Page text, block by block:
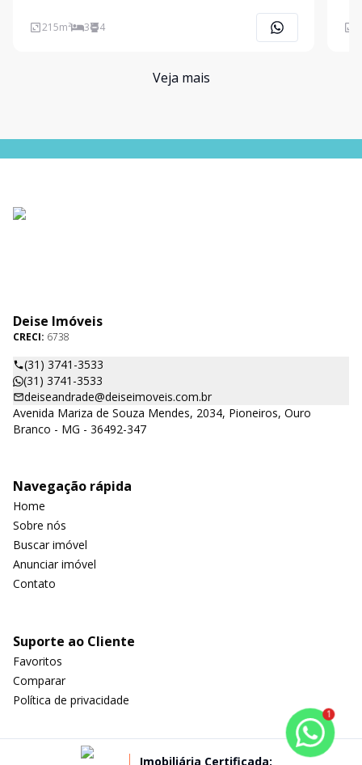
recentemente reformada, localizada em uma das
215m² 3 4
Veja mais
Deise Imóveis
CRECI: 6738
(31) 3741-3533
(31) 3741-3533
deiseandrade@deiseimoveis.com.br
Avenida Mariza de Souza Mendes, 2034, Pioneiros, Ouro
Branco - MG - 36492-347
Navegação rápida
Home
Sobre nós
Buscar imóvel
Anunciar imóvel
Contato
Suporte ao Cliente
Favoritos
Comparar
Política de privacidade
Imobiliária Certificada:
1